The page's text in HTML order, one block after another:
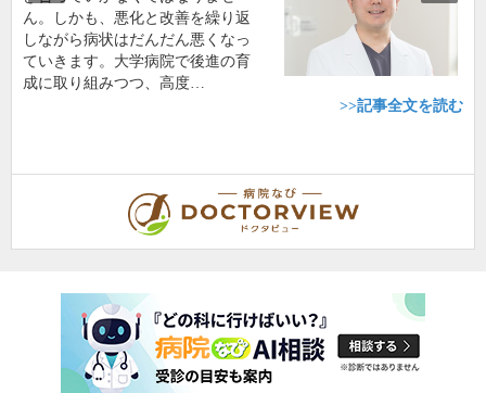
ん。しかも、悪化と改善を繰り返
しながら病状はだんだん悪くなっ
ていきます。大学病院で後進の育
成に取り組みつつ、高度…
>>記事全文を読む